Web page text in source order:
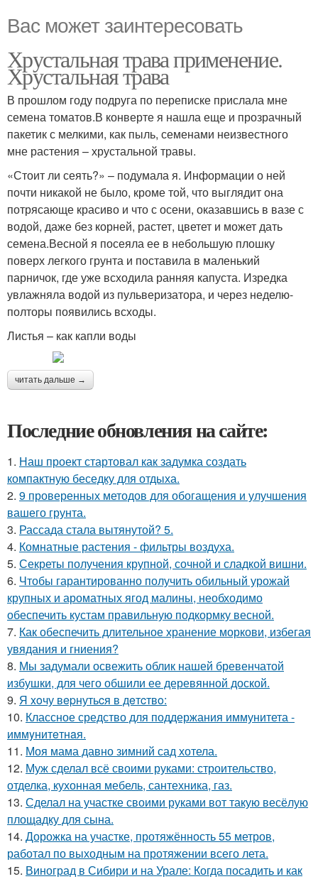
Вас может заинтересовать
Хрустальная трава применение.
Хрустальная трава
В прошлом году подруга по переписке прислала мне
семена томатов.В конверте я нашла еще и прозрачный
пакетик с мелкими, как пыль, семенами неизвестного
мне растения – хрустальной травы.
«Стоит ли сеять?» – подумала я. Информации о ней
почти никакой не было, кроме той, что выглядит она
потрясающе красиво и что с осени, оказавшись в вазе с
водой, даже без корней, растет, цветет и может дать
семена.Весной я посеяла ее в небольшую плошку
поверх легкого грунта и поставила в маленький
парничок, где уже всходила ранняя капуста. Изредка
увлажняла водой из пульверизатора, и через неделю-
полторы появились всходы.
Листья – как капли воды
читать дальше →
Последние обновления на сайте:
1. Наш проект стартовал как задумка создать
компактную беседку для отдыха.
2. 9 проверенных методов для обогащения и улучшения
вашего грунта.
3. Рассада стала вытянутой? 5.
4. Комнатные растения - фильтры воздуха.
5. Секреты получения крупной, сочной и сладкой вишни.
6. Чтобы гарантированно получить обильный урожай
крупных и ароматных ягод малины, необходимо
обеспечить кустам правильную подкормку весной.
7. Как обеспечить длительное хранение моркови, избегая
увядания и гниения?
8. Мы задумали освежить облик нашей бревенчатой
избушки, для чего обшили ее деревянной доской.
9. Я xoчу вepнутьcя в дeтcтвo:
10. Классное средство для поддержания иммунитета -
иммyнитeтнaя.
11. Моя мама давно зимний сад хотела.
12. Муж сделал всё своими руками: строительство,
отделка, кухонная мебель, сантехника, газ.
13. Сделал на участке своими руками вот такую весёлую
площадку для сына.
14. Дорожка на участке, протяжённость 55 метров,
работал по выходным на протяжении всего лета.
15. Виноград в Сибири и на Урале: Когда посадить и как